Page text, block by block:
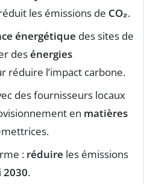
les émissions de CO₂.
énergétique des sites de
desénergies
réduire l’impact carbone.
des fournisseurs locaux
en matières
: réduire les émissions
2030.